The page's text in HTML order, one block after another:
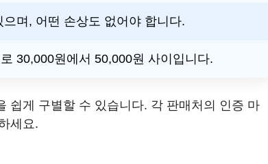
며, 어떤 손상도 없어야 합니다.
30,000원에서 50,000원 사이입니다.
쉽게 구별할 수 있습니다. 각 판매처의 인증 마
세요.